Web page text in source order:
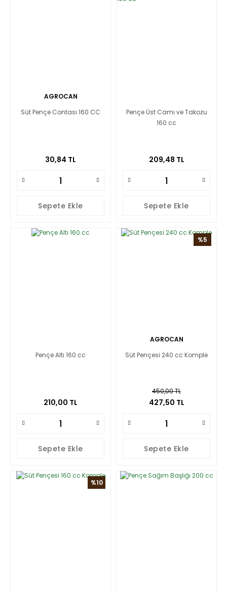
AGROCAN
Süt Pençe Contası 160 CC
30,84 TL
Sepete Ekle
Pençe Üst Camı ve Takozu
160 cc
209,48 TL
Sepete Ekle
Pençe Altı 160 cc
210,00 TL
Sepete Ekle
%5
AGROCAN
Süt Pençesi 240 cc Komple
450,00 TL
427,50 TL
Sepete Ekle
%10